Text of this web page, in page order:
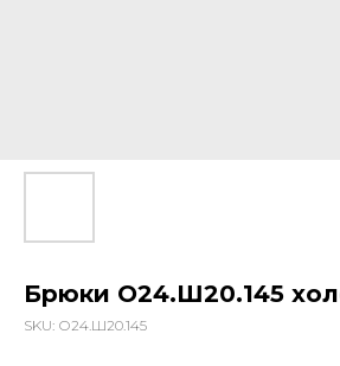
Брюки О24.Ш20.145
SKU: О24.Ш20.145